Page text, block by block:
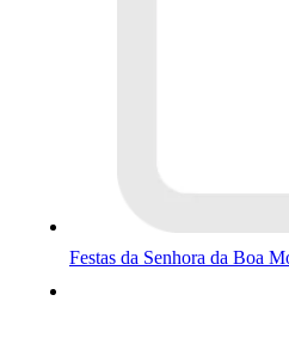
Festas da Senhora da Boa